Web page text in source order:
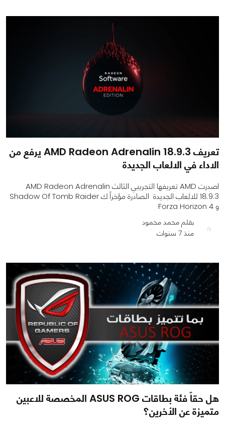
تعريف AMD Radeon Adrenalin 18.9.3 يرفع من
الاداء في الالعاب الجديدة
اصدرت AMD تعريفها التجريبي الثالث AMD Radeon Adrenalin
18.9.3 للالعاب الجديدة الصادرة مؤخراً ك Shadow Of Tomb Raider
و Forza Horizon 4
بقلم محمد محمود
منذ 7 سنوات
هل حقاً فئة بطاقات ASUS ROG المخصصة للاعبين
متميزة عن الأخرين؟